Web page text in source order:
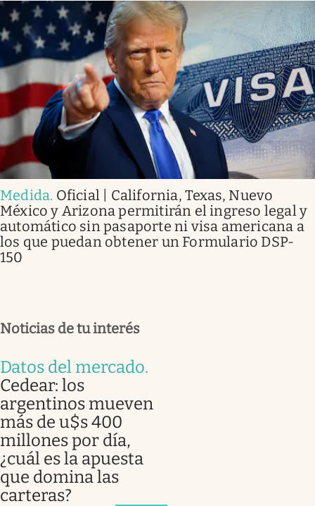
Medida. Oficial | California, Texas, Nuevo
México y Arizona permitirán el ingreso legal y
automático sin pasaporte ni visa americana a
los que puedan obtener un Formulario DSP-
150
Noticias de tu interés
Datos del mercado.
Cedear: los
argentinos mueven
más de u$s 400
millones por día,
¿cuál es la apuesta
que domina las
carteras?